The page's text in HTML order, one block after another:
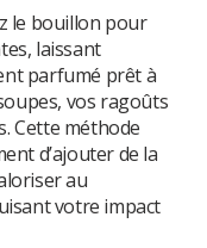
le bouillon pour
laissant
parfumé prêt à
vos ragoûts
Cette méthode
d’ajouter de la
au
votre impact